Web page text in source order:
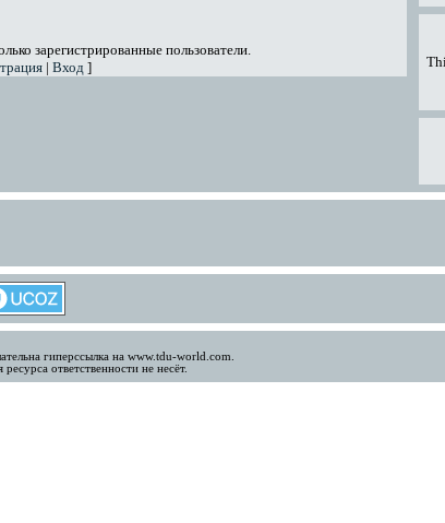
зарегистрированные пользователи.
| Вход ]
гиперссылка на www.tdu-world.com.
ответственности не несёт.